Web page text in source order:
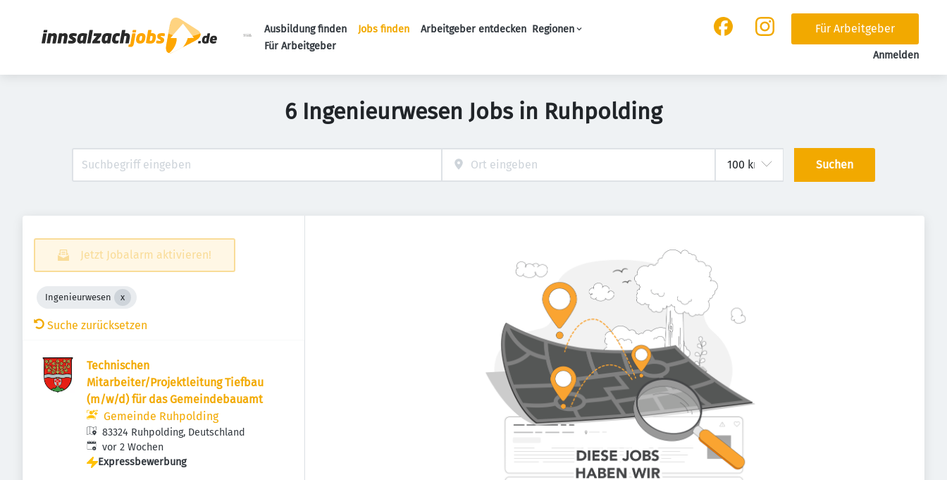
Ausbildung finden Jobs finden Arbeitgeber entdecken Regionen
Für Arbeitgeber
Für Arbeitgeber
Anmelden
6 Ingenieurwesen Jobs in Ruhpolding
Suchen
Jetzt Jobalarm aktivieren!
Ingenieurwesen
Suche zurücksetzen
Technischen
Mitarbeiter/Projektleitung Tiefbau
(m/w/d) für das Gemeindebauamt
Gemeinde Ruhpolding
83324 Ruhpolding, Deutschland
Veröffentlicht:
vor 2 Wochen
Expressbewerbung